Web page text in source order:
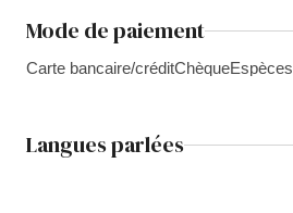
Mode de paiement
Carte bancaire/créditChèqueEspèces
Langues parlées